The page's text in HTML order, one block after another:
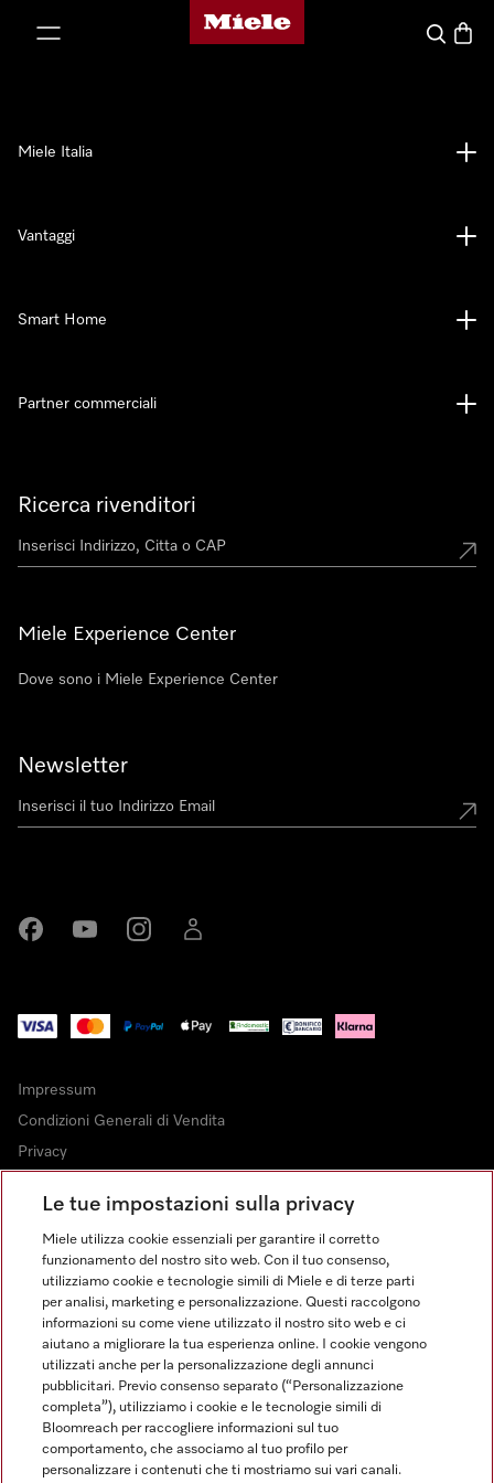
Homepage di Miele
Cerca
Ricerca rivenditori
Miele Experience Center
Dove sono i Miele Experience Center
Newsletter
Miele Italia
Vantaggi
Smart Home
Partner commerciali
Impressum
Condizioni Generali di Vendita
Privacy
Dichiarazione di Accessibilità
Modulo di recesso
Legge sui servizi digitali
Impostazioni cookie
FINANZIAMENTO FINO A 50 MESI CON OPZIONE 10 E TASSO
ZERO
Le tue impostazioni sulla privacy
Miele utilizza cookie essenziali per garantire il corretto
funzionamento del nostro sito web. Con il tuo consenso,
utilizziamo cookie e tecnologie simili di Miele e di terze parti
per analisi, marketing e personalizzazione. Questi raccolgono
informazioni su come viene utilizzato il nostro sito web e ci
aiutano a migliorare la tua esperienza online. I cookie vengono
utilizzati anche per la personalizzazione degli annunci
pubblicitari. Previo consenso separato (“Personalizzazione
completa”), utilizziamo i cookie e le tecnologie simili di
Bloomreach per raccogliere informazioni sul tuo
comportamento, che associamo al tuo profilo per
personalizzare i contenuti che ti mostriamo sui vari canali.